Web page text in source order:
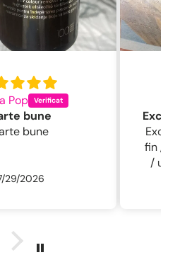
Pop
bune
bune
29/2026
Excelentă
fin ,
/